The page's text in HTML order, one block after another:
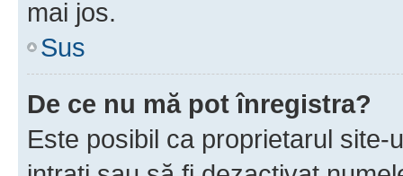
mai jos.
Sus
De ce nu mă pot înregistra?
Este posibil ca proprietarul